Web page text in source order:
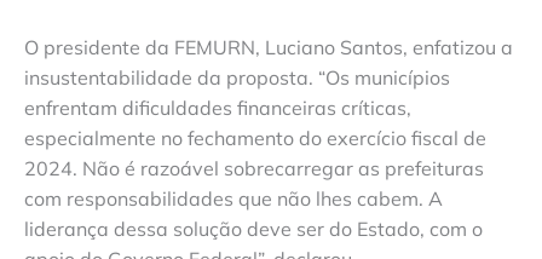
O presidente da FEMURN, Luciano Santos, enfatizou a
insustentabilidade da proposta. “Os municípios
enfrentam dificuldades financeiras críticas,
especialmente no fechamento do exercício fiscal de
2024. Não é razoável sobrecarregar as prefeituras
com responsabilidades que não lhes cabem. A
liderança dessa solução deve ser do Estado, com o